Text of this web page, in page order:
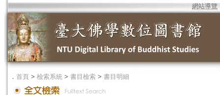
網站導覽
． 首頁 > 檢索系統 > 書目檢索 > 書目明細